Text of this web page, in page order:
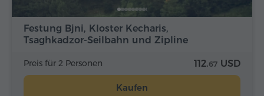
Festung Bjni, Kloster Kecharis,
Tsaghkadzor-Seilbahn und Zipline
Preis für 2 Personen 112.67 USD
Kaufen